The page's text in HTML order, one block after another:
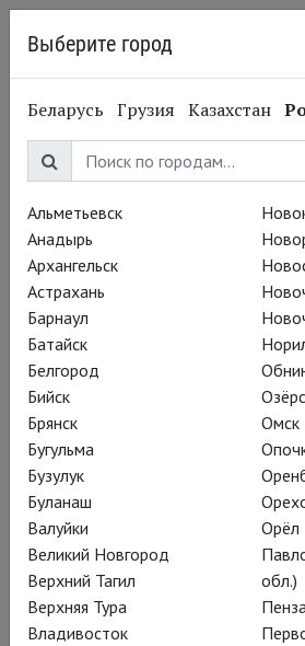
Вадим Рутковский
антисоветчина
Выберите город
Беларусь Грузия Казахстан
Альметьевск
Анадырь
Архангельск
Астрахань
Барнаул
Батайск
Белгород
Бийск
Брянск
Бугульма
Бузулук
Буланаш
Валуйки
Великий Новгород
Верхний Тагил
Верхняя Тура
Владивосток
Омск
Орёл
обл.)